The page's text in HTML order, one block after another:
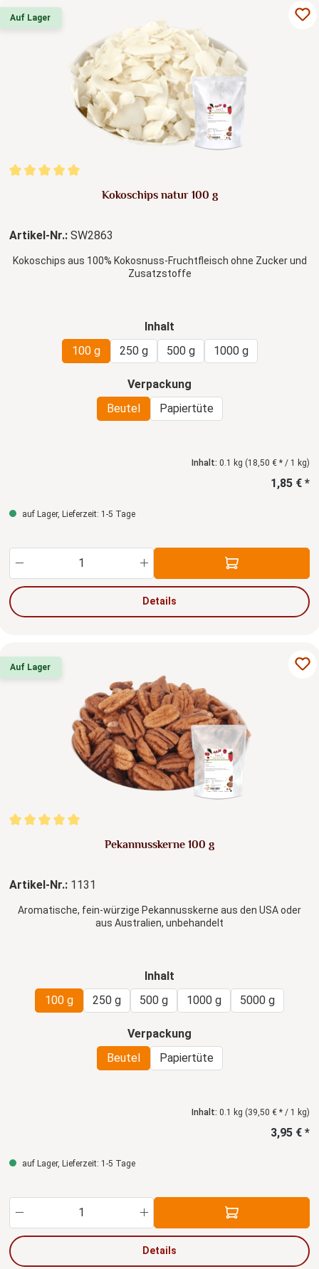
Auf Lager
Durchschnittliche Bewertung von 5 von 5 Sternen
Kokoschips natur 100 g
Artikel-Nr.: SW2863
Kokoschips aus 100% Kokosnuss-Fruchtfleisch ohne Zucker und
Zusatzstoffe
Inhalt
100 g
250 g 500 g 1000 g
Verpackung
Beutel
Papiertüte
Inhalt: 0.1 kg (18,50 € * / 1 kg)
1,85 € *
auf Lager, Lieferzeit: 1-5 Tage
Produkt Anzahl: Gib den gewünschten Wert
Details
Auf Lager
Durchschnittliche Bewertung von 5 von 5 Sternen
Pekannusskerne 100 g
Artikel-Nr.: 1131
Aromatische, fein-würzige Pekannusskerne aus den USA oder
aus Australien, unbehandelt
Inhalt
100 g
250 g 500 g 1000 g 5000 g
Verpackung
Beutel
Papiertüte
Inhalt: 0.1 kg (39,50 € * / 1 kg)
3,95 € *
auf Lager, Lieferzeit: 1-5 Tage
Produkt Anzahl: Gib den gewünschten Wert
Details